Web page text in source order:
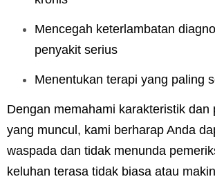
Mencegah keterlambatan
penyakit serius
Menentukan terapi yang paling
Dengan memahami karakteristik dan
yang muncul, kami berharap Anda
waspada dan tidak menunda
keluhan terasa tidak biasa atau